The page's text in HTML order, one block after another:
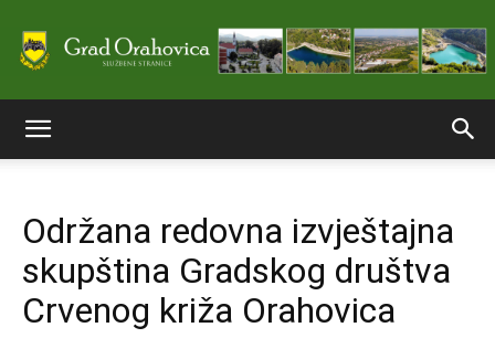
stranice
Grada
Održana redovna izvještajna
skupština Gradskog društva
Crvenog križa Orahovica